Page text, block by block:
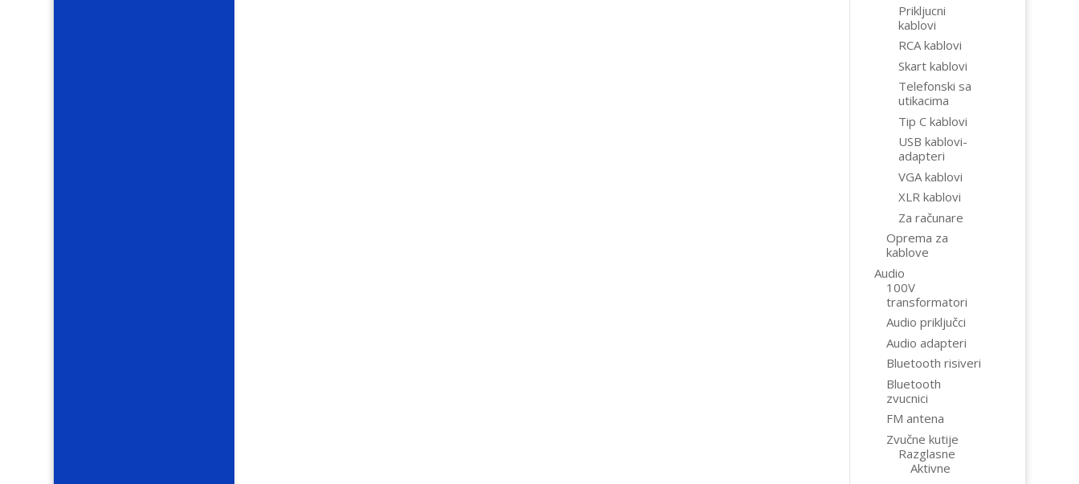
Prikljucni
kablovi
RCA kablovi
Skart kablovi
Telefonski sa
utikacima
Tip C kablovi
USB kablovi-
adapteri
VGA kablovi
XLR kablovi
Za računare
Oprema za
kablove
Audio
100V
transformatori
Audio priključci
Audio adapteri
Bluetooth risiveri
Bluetooth
zvucnici
FM antena
Zvučne kutije
Razglasne
Aktivne